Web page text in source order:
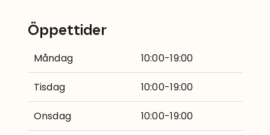
Öppettider
Måndag 10:00-19:00
Tisdag 10:00-19:00
Onsdag 10:00-19:00